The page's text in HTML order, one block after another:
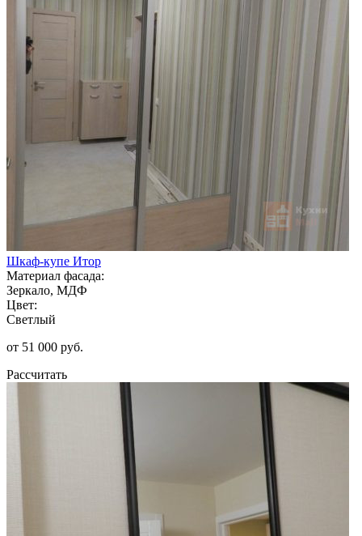
Шкаф-купе Итор
Материал фасада:
Зеркало, МДФ
Цвет:
Светлый
от 51 000 руб.
Рассчитать